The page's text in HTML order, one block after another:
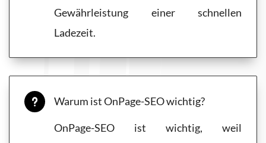
Gewährleistung einer schnellen
Ladezeit.
u Warum ist OnPage-SEO wichtig?
OnPage-SEO ist wichtig, weil